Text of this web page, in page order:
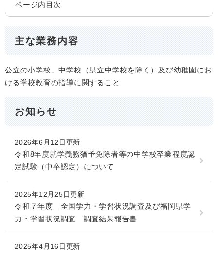
ページ内目次
主な業務内容
公立の小学校、中学校（県立中学校を除く）及び幼稚園にお
ける学校教育の指導に関すること
お知らせ
2026年6月12日更新
令和8年度就学義務猶予免除者等の中学校卒業程度認
定試験（中卒認定）について
2025年12月25日更新
令和７年度 全国学力・学習状況調査及び福岡県学
力・学習状況調査 調査結果報告書
2025年4月16日更新